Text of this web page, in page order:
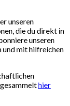
unseren
die du direkt in
unseren
und mit hilfreichen
hier